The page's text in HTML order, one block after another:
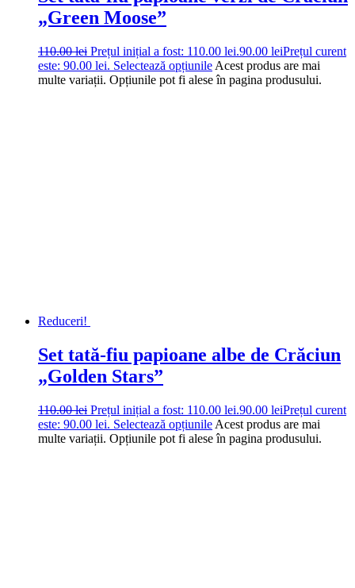
„Green Moose”
110.00lei Prețul inițial a fost: 110.00 lei.90.00 leiPrețul curent
este: 90.00 lei. Selectează opțiunile Acest produs are mai
multe variații. Opțiunile pot fi alese în pagina produsului.
Reduceri!
Set tată-fiu papioane albe de Crăciun
„Golden Stars”
110.00lei Prețul inițial a fost: 110.00 lei.90.00 leiPrețul curent
este: 90.00 lei. Selectează opțiunile Acest produs are mai
multe variații. Opțiunile pot fi alese în pagina produsului.